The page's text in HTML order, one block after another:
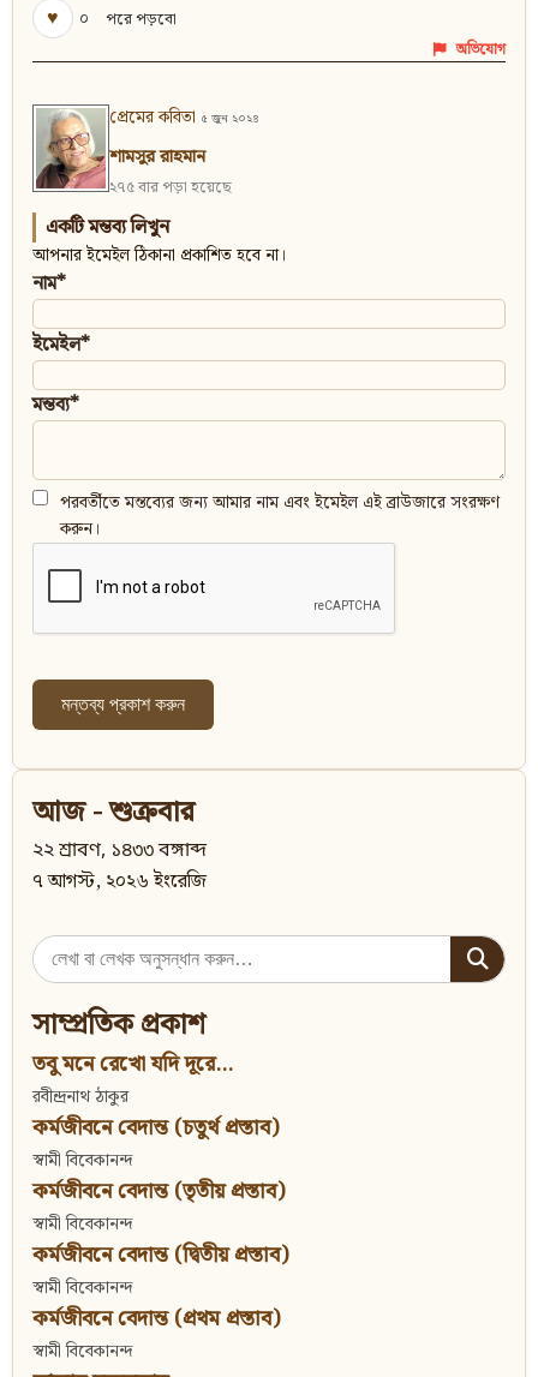
♥
০ পরে পড়বো
অভিযোগ
প্রেমের কবিতা ৫ জুন ২০২৪
শামসুর রাহমান
২৭৫ বার পড়া হয়েছে
একটি মন্তব্য লিখুন
আপনার ইমেইল ঠিকানা প্রকাশিত হবে না।
নাম*
ইমেইল*
মন্তব্য*
পরবর্তীতে মন্তব্যের জন্য আমার নাম এবং ইমেইল এই ব্রাউজারে সংরক্ষণ
করুন।
আজ - শুক্রবার
২২ শ্রাবণ, ১৪৩৩ বঙ্গাব্দ
৭ আগস্ট, ২০২৬ ইংরেজি
Search
for:
সাম্প্রতিক প্রকাশ
তবু মনে রেখো যদি দূরে...
রবীন্দ্রনাথ ঠাকুর
কর্মজীবনে বেদান্ত (চতুর্থ প্রস্তাব)
স্বামী বিবেকানন্দ
কর্মজীবনে বেদান্ত (তৃতীয় প্রস্তাব)
স্বামী বিবেকানন্দ
কর্মজীবনে বেদান্ত (দ্বিতীয় প্রস্তাব)
স্বামী বিবেকানন্দ
কর্মজীবনে বেদান্ত (প্রথম প্রস্তাব)
স্বামী বিবেকানন্দ